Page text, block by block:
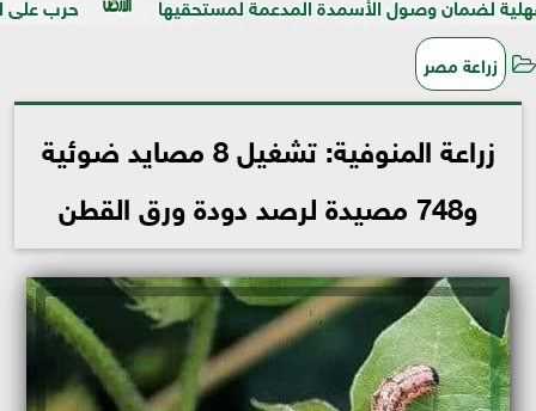
زراعة مصر
زراعة المنوفية: تشغيل 8 مصايد ضوئية
و748 مصيدة لرصد دودة ورق القطن